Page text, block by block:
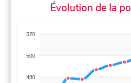
Évolution de la
520
500
480